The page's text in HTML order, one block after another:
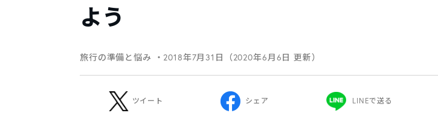
よう
旅行の準備と悩み ・2018年7月31日（2020年6月6日 更新）
ツイート シェア LINEで送る